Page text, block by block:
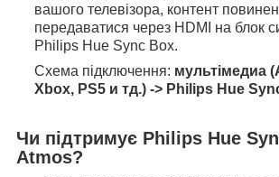
вашого телевізора, контент повинен
передаватися через HDMI на блок
Philips Hue Sync Box.
Схема підключення: мультімедиа
Xbox, PS5 и тд.) -> Philips Hue
Чи підтримує Philips Hue
Atmos?